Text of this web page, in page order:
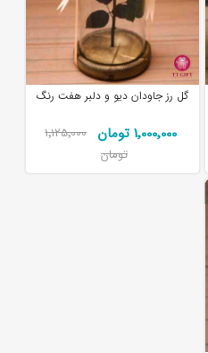
گل رز جاودان دیو و دلبر هفت رنگ
1٬000٬000 تومان
1٬125٬000
تومان